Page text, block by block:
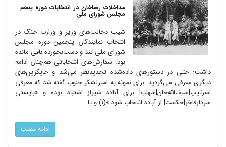
مداخلات رضاخان در انتخابات دوره پنجم
مجلس شورای ملی
شیب دخالت‌های وزیر و وزارت جنگ در
انتخاب نمایندگان پنجمین دوره مجلس
شورای ملی تند و دست‌نخورده باقی مانده
بود. سفارش‌های انتخاباتی هم‌چنان ادامه
داشت؛ حتی در دستورهای داده‌شده تجدیدنظر می‌شد و جایگزین‌های
دیگری معرفی می‌گردید. برای نمونه به امیرلشکر جنوب گفته شد که معرفی
[سرتیپ]سیف‌الله‌خان[شهاب] برای آباده شیراز اشتباه بوده و «بایستی
سردارفاخر[حکمت] از آباده انتخاب شود.»(۱) و یا...
ادامه مطلب